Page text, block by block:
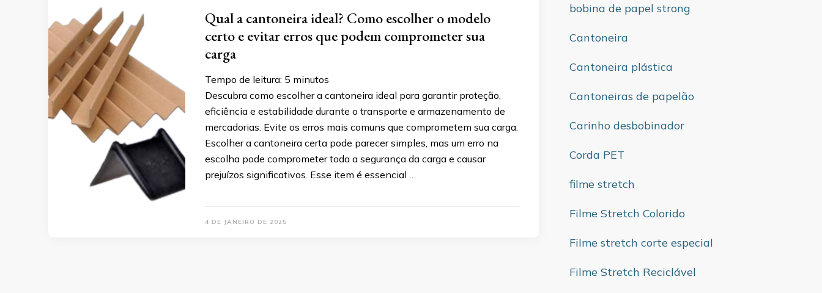
Qual a cantoneira ideal? Como escolher o modelo
certo e evitar erros que podem comprometer sua
carga
Tempo de leitura: 5 minutos
Descubra como escolher a cantoneira ideal para garantir proteção,
eficiência e estabilidade durante o transporte e armazenamento de
mercadorias. Evite os erros mais comuns que comprometem sua carga.
Escolher a cantoneira certa pode parecer simples, mas um erro na
escolha pode comprometer toda a segurança da carga e causar
prejuízos significativos. Esse item é essencial …
4 DE JANEIRO DE 2025
bobina de papel strong
Cantoneira
Cantoneira plástica
Cantoneiras de papelão
Carinho desbobinador
Corda PET
filme stretch
Filme Stretch Colorido
Filme stretch corte especial
Filme Stretch Reciclável